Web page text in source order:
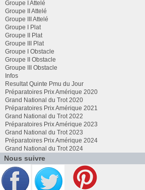
Groupe I Attelé
Groupe II Attelé
Groupe III Attelé
Groupe I Plat
Groupe II Plat
Groupe III Plat
Groupe I Obstacle
Groupe II Obstacle
Groupe III Obstacle
Infos
Resultat Quinte Pmu du Jour
Préparatoires Prix Amérique 2020
Grand National du Trot 2020
Préparatoires Prix Amérique 2021
Grand National du Trot 2022
Préparatoires Prix Amérique 2023
Grand National du Trot 2023
Préparatoires Prix Amérique 2024
Grand National du Trot 2024
Nous suivre